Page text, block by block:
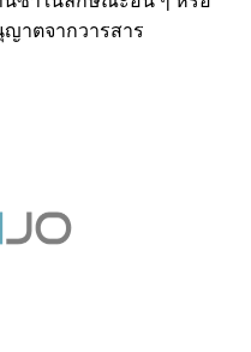
ญาตจากวารสาร